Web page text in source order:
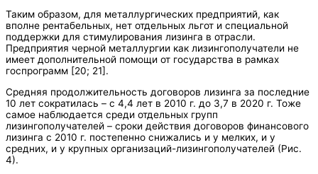
Таким образом, для металлургических предприятий, как
вполне рентабельных, нет отдельных льгот и специальной
поддержки для стимулирования лизинга в отрасли.
Предприятия черной металлургии как лизингополучатели не
имеет дополнительной помощи от государства в рамках
госпрограмм [20; 21].
Средняя продолжительность договоров лизинга за последние
10 лет сократилась – с 4,4 лет в 2010 г. до 3,7 в 2020 г. Тоже
самое наблюдается среди отдельных групп
лизингополучателей – сроки действия договоров финансового
лизинга с 2010 г. постепенно снижались и у мелких, и у
средних, и у крупных организаций-лизингополучателей (Рис.
4).